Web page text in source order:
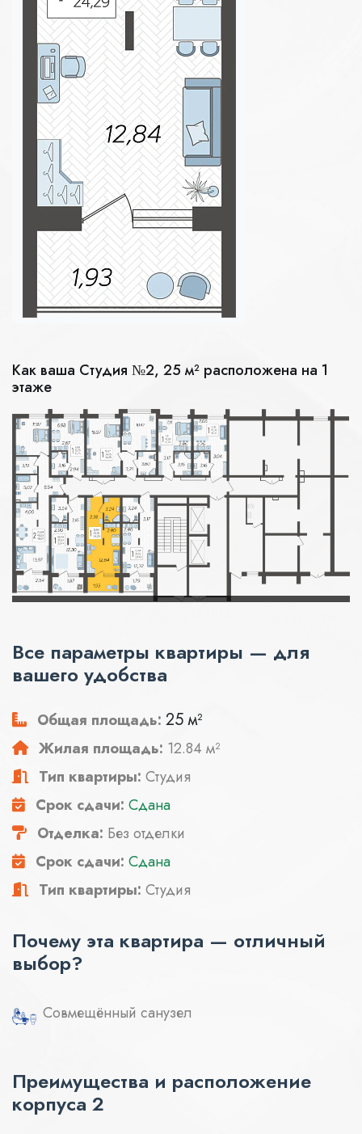
Как ваша Студия №2, 25 м² расположена на 1
этаже
Все параметры квартиры — для
вашего удобства
Общая площадь: 25 м²
Жилая площадь: 12.84 м²
Тип квартиры: Студия
Срок сдачи: Сдана
Отделка: Без отделки
Срок сдачи: Сдана
Тип квартиры: Студия
Почему эта квартира — отличный
выбор?
Совмещённый санузел
Преимущества и расположение
корпуса 2